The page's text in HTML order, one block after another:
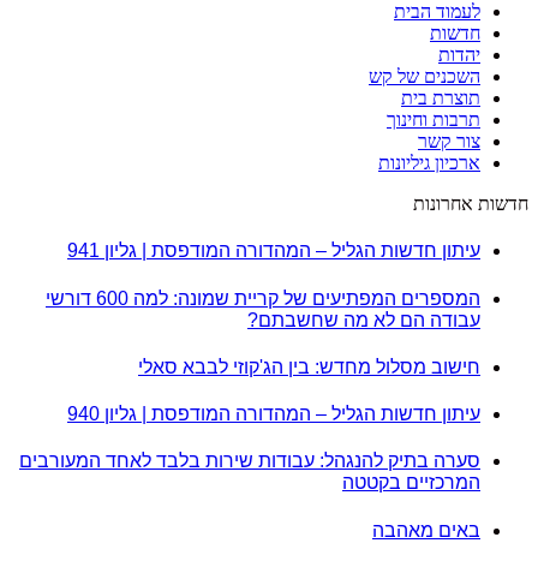
לעמוד הבית
חדשות
יהדות
השכנים של קש
תוצרת בית
תרבות וחינוך
צור קשר
ארכיון גיליונות
חדשות אחרונות
עיתון חדשות הגליל – המהדורה המודפסת | גליון 941
המספרים המפתיעים של קריית שמונה: למה 600 דורשי
עבודה הם לא מה שחשבתם?
חישוב מסלול מחדש: בין הג'קוזי לבבא סאלי
עיתון חדשות הגליל – המהדורה המודפסת | גליון 940
סערה בתיק להנגהל: עבודות שירות בלבד לאחד המעורבים
המרכזיים בקטטה
באים מאהבה